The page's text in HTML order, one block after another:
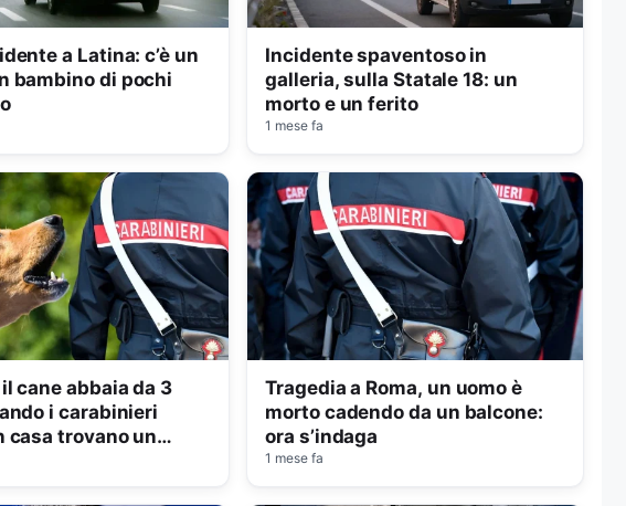
a Latina: c’è un
bambino di pochi
Incidente spaventoso in
galleria, sulla Statale 18: un
morto e un ferito
1 mese fa
cane abbaia da 3
i carabinieri
casa trovano un
Tragedia a Roma, un uomo è
morto cadendo da un balcone:
ora s’indaga
1 mese fa